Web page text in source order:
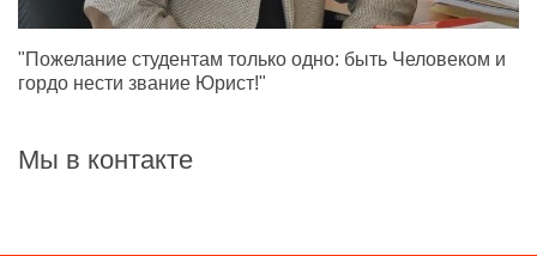
"Пожелание студентам только одно: быть Человеком и
гордо нести звание Юрист!"
Мы в контакте